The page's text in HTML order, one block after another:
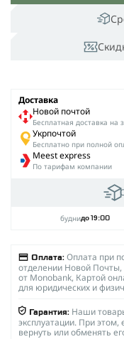
Доставка
Новой почтой
Беcплатная доставка на
Укрпочтой
Бесплатно при полной
Meest express
По тарифам компании
буднидо 19:00
Оплата: Оплата при
отделении Новой Почты,
от Monobank, Картой
для юридических и
Гарантия: Наши
эксплуатации. При
вернуть или обменять